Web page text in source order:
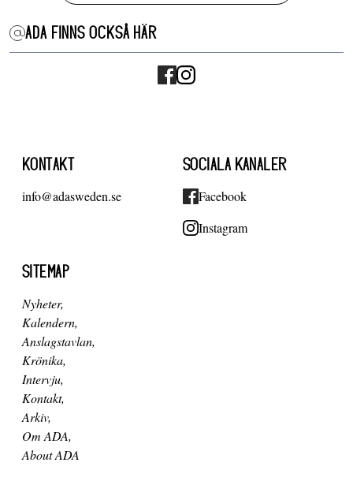
ADA FINNS OCKSÅ HÄR
KONTAKT
info@adasweden.se
SOCIALA KANALER
Facebook
Instagram
SITEMAP
Nyheter
Kalendern
Anslagstavlan
Krönika
Intervju
Kontakt
Arkiv
Om ADA
About ADA